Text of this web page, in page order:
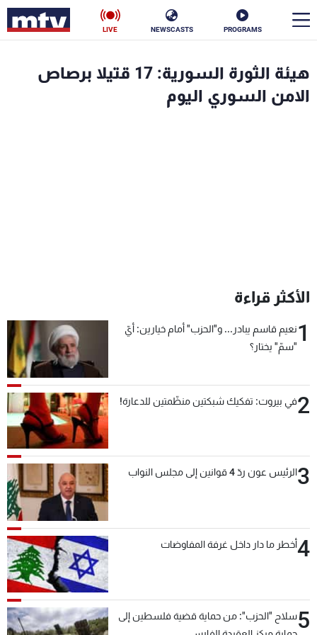
PROGRAMS
NEWSCASTS
LIVE
هيئة الثورة السورية: 17 قتيلا برصاص
الامن السوري اليوم
الأكثر قراءة
1نعيم قاسم يبادر... و"الحزب" أمام خيارين: أيّ
"سمّ" يختار؟
2في بيروت: تفكيك شبكتين منظّمتين للدعارة!
3الرئيس عون ردّ 4 قوانين إلى مجلس النواب
4أخطر ما دار داخل غرفة المفاوضات
5سلاح "الحزب": من حماية قضية فلسطين إلى
الأخبار
البرامج
شاهد البرامج
الترددات
عن MTV
الإنـتـاج
وظائف
شروط الإسـتخدام
سياسة الخصوصية